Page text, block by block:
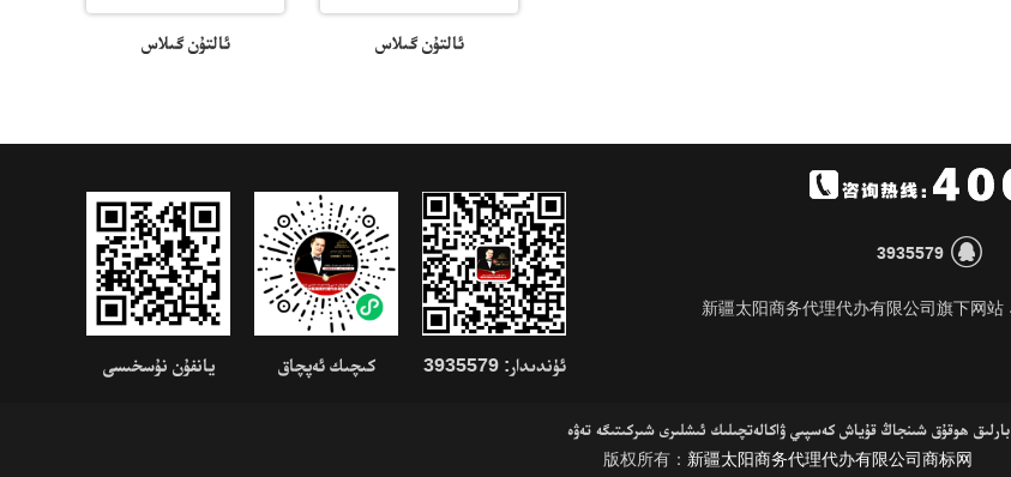
ئالتۇن گىلاس ئالتۇن گىلاس

3935579
يانفۇن نۇسخىسى كىچىك ئەپچاق ئۈندىدار: 3935579
بارلىق ھوقۇق شىنجاڭ قۇياش كەسپىي ۋاكالەتچىلىك ئىشلىرى شىركىتىگە تەۋە
版权所有： 新疆太阳商务代理代办有限公司商标网